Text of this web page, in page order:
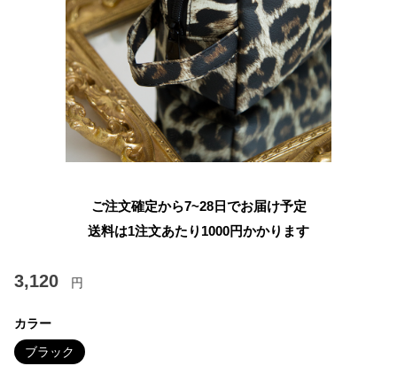
ご注文確定から7~28日でお届け予定
送料は1注文あたり 1000円かかります
3,120 円
カラー
ブラック